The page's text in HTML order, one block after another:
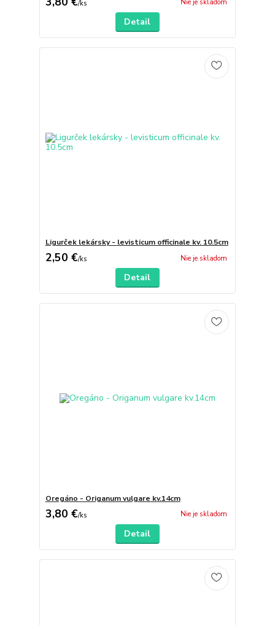
/ks Nie je skladom
Detail
Ligurček lekársky - levisticum officinale kv. 10.5cm
2,50 €/ks Nie je skladom
Detail
Oregáno - Origanum vulgare kv.14cm
3,80 €/ks Nie je skladom
Detail